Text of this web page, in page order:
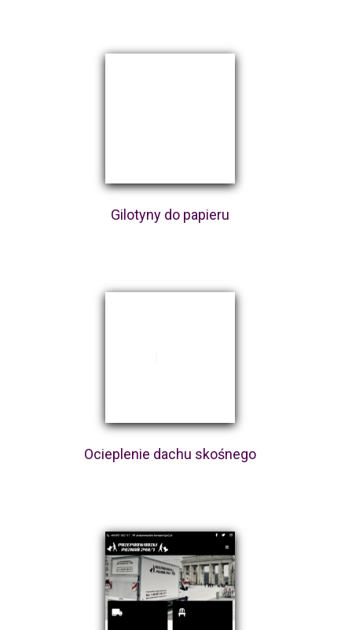
Gilotyny do papieru
Ocieplenie dachu skośnego